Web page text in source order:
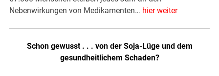
Nebenwirkungen von Medikamenten… hier weiter
Schon gewusst . . . von der Soja-Lüge und dem
gesundheitlichem Schaden?